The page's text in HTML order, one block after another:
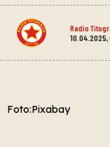
Radio
10.04.2025,
Foto:Pixabay